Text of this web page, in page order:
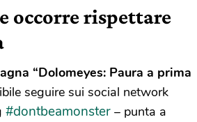
occorre rispettare
“Dolomeyes: Paura a prima
seguire sui social network
#dontbeamonster – punta a